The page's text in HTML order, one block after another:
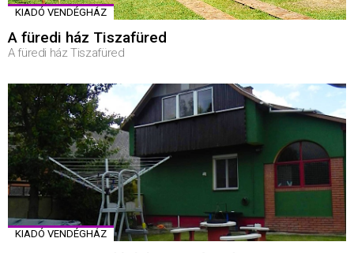
KIADÓ VENDÉGHÁZ
A füredi ház Tiszafüred
A füredi ház Tiszafüred
KIADÓ VENDÉGHÁZ